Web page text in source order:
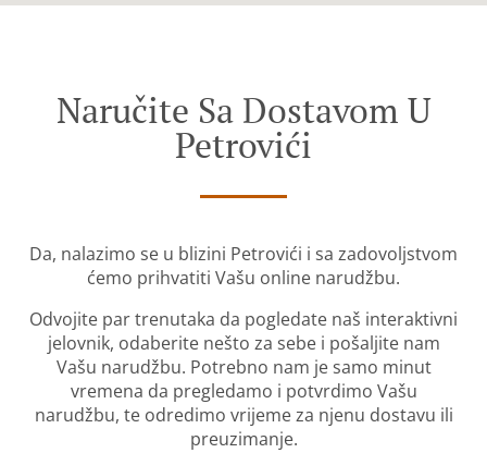
Naručite Sa Dostavom U
Petrovići
Da, nalazimo se u blizini Petrovići i sa zadovoljstvom
ćemo prihvatiti Vašu online narudžbu.
Odvojite par trenutaka da pogledate naš interaktivni
jelovnik, odaberite nešto za sebe i pošaljite nam
Vašu narudžbu. Potrebno nam je samo minut
vremena da pregledamo i potvrdimo Vašu
narudžbu, te odredimo vrijeme za njenu dostavu ili
preuzimanje.